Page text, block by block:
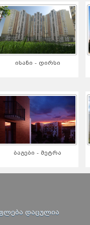
ისანი - დირსი
ბაგები - მეტრა
დაცულია